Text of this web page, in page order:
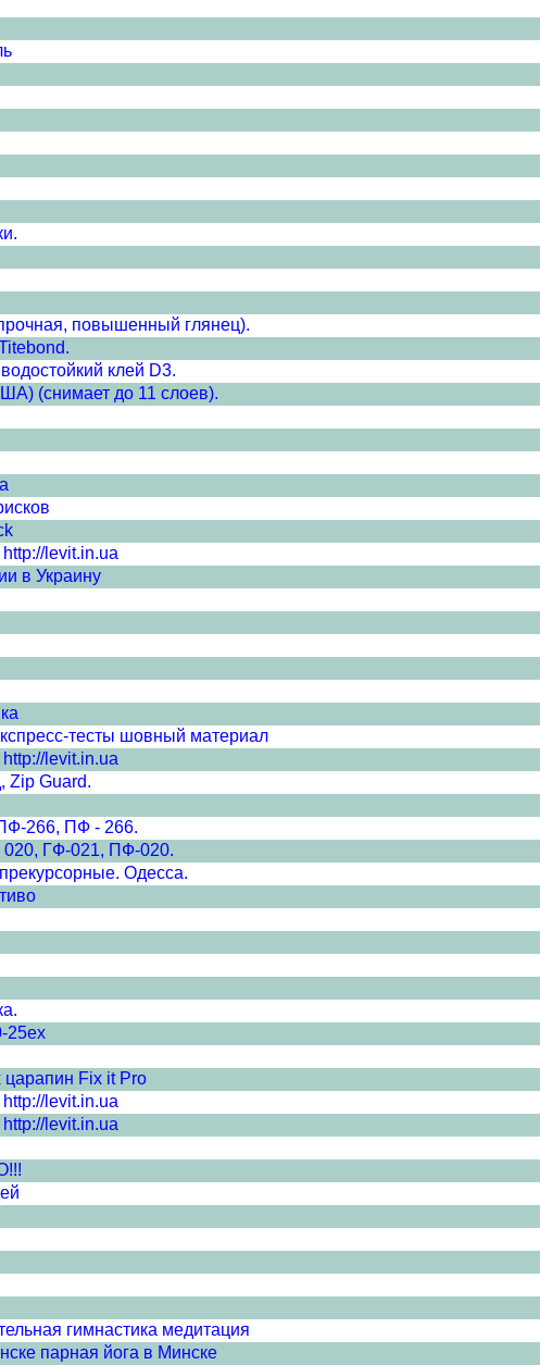
повышенный глянец).
клей D3.
(снимает до 11 слоев).
levit.in.ua
в Украину
тесты шовный материал
levit.in.ua
Zip Guard.
266, ПФ - 266.
020, ГФ-021, ПФ-020.
Одесса.
25ex
царапин Fix it Pro
levit.in.ua
levit.in.ua
гимнастика медитация
парная йога в Минске